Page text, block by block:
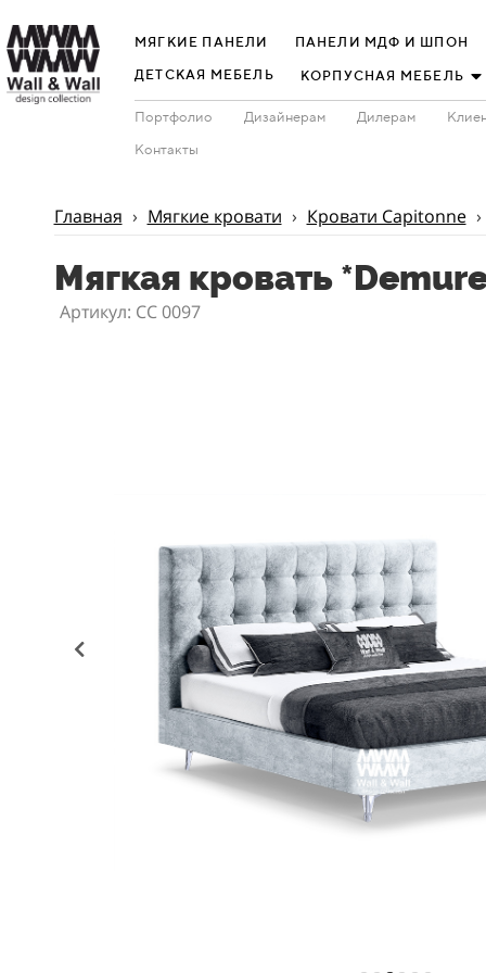
МЯГКИЕ ПАНЕЛИ ПАНЕЛИ МДФ И ШПОН
ДЕТСКАЯ МЕБЕЛЬ КОРПУСНАЯ МЕБЕЛЬ
Портфолио Дизайнерам Дилерам
Контакты
Главная › Мягкие кровати › Кровати Capitonne ›
Мягкая кровать
Артикул: CC 0097